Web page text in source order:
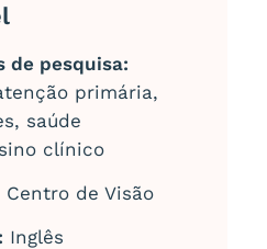
de pesquisa:
primária,
saúde
clínico
Centro de Visão
Inglês